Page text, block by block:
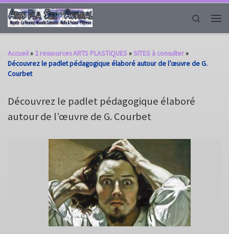
Passer au contenu
Search
Accueil» 2 ressources ARTS PLASTIQUES»SITES à consulter»
Découvrez le padlet pédagogique élaboré autour de l’œuvre de G.
Courbet
Découvrez le padlet pédagogique élaboré
autour de l’œuvre de G. Courbet